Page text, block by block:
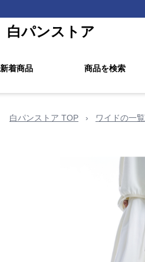
白パンストア
新着商品 商品を検索
白パンストア TOP › ワイドの一覧